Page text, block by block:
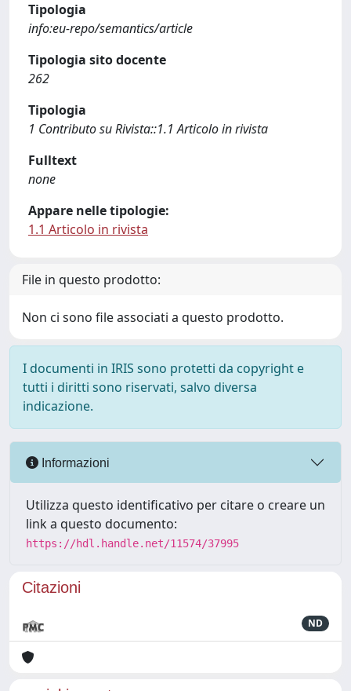
Tipologia
info:eu-repo/semantics/article
Tipologia sito docente
262
Tipologia
1 Contributo su Rivista::1.1 Articolo in rivista
Fulltext
none
Appare nelle tipologie:
1.1 Articolo in rivista
File in questo prodotto:
Non ci sono file associati a questo prodotto.
I documenti in IRIS sono protetti da copyright e
tutti i diritti sono riservati, salvo diversa
indicazione.
Informazioni
Utilizza questo identificativo per citare o creare un
link a questo documento:
https://hdl.handle.net/11574/37995
Citazioni
ND